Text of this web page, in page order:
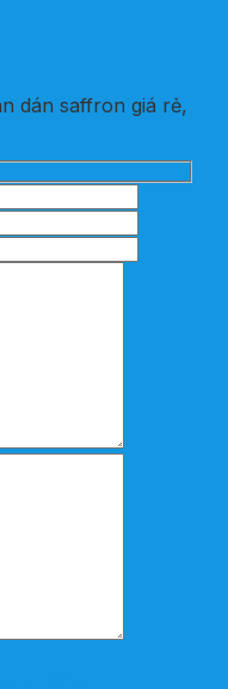
dán saffron giá rẻ,